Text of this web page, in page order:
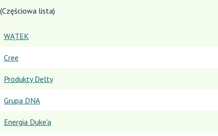
(Częściowa lista)
WĄTEK
Cree
Produkty Delty
Grupa DNA
Energia Duke'a